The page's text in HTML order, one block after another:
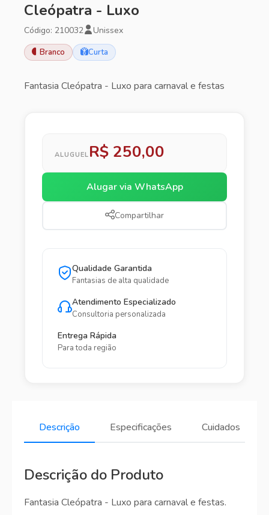
Cleópatra - Luxo
Código: 210032 Unissex
Branco Curta
Fantasia Cleópatra - Luxo para carnaval e festas
ALUGUEL R$ 250,00
Alugar via WhatsApp
Compartilhar
Qualidade Garantida
Fantasias de alta qualidade
Atendimento Especializado
Consultoria personalizada
Entrega Rápida
Para toda região
Descrição Especificações Cuidados
Descrição do Produto
Fantasia Cleópatra - Luxo para carnaval e festas.